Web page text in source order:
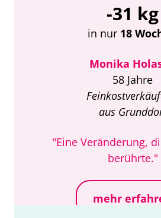
-31 kg
in nur 18
Monika
58 Jahre
aus
"Eine Veränderung,
berührte."
mehr